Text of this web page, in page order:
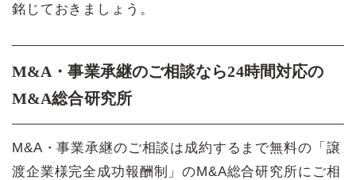
銘じておきましょう。
M&A・事業承継のご相談なら24時間対応の
M&A総合研究所
M&A・事業承継のご相談は成約するまで無料の「譲
渡企業様完全成功報酬制」のM&A総合研究所にご相